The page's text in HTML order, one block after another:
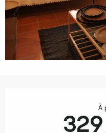
À